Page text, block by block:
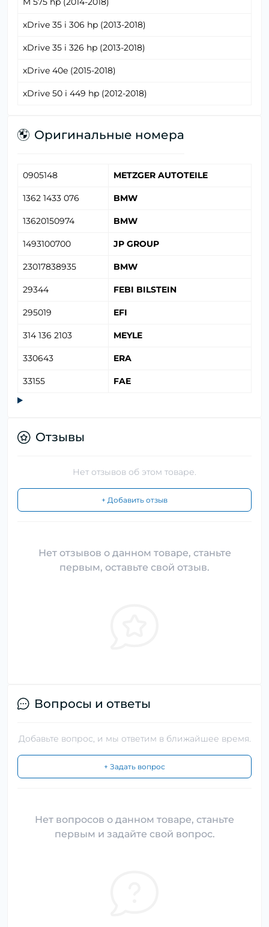
xDrive 35 i 306 hp (2013-2018)
xDrive 35 i 326 hp (2013-2018)
xDrive 40e (2015-2018)
xDrive 50 i 449 hp (2012-2018)
Оригинальные номера
0905148 METZGER AUTOTEILE
1362 1433 076 BMW
13620150974 BMW
1493100700 JP GROUP
23017838935 BMW
29344 FEBI BILSTEIN
295019 EFI
314 136 2103 MEYLE
330643 ERA
33155 FAE
Отзывы
Нет отзывов об этом товаре.
+ Добавить отзыв
Нет отзывов о данном товаре, станьте
первым, оставьте свой отзыв.
Вопросы и ответы
Добавьте вопрос, и мы ответим в ближайшее время.
+ Задать вопрос
Нет вопросов о данном товаре, станьте
первым и задайте свой вопрос.